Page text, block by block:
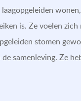
is. Ze voelen
stomen
samenleving. Ze